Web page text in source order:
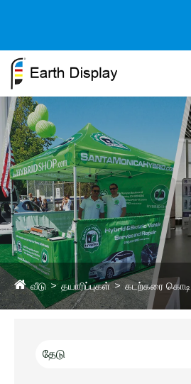
வீடு தயாரிப்புகள் கடற்கரை கொடி